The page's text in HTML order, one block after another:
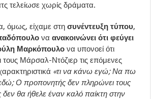
τελείωσε χωρίς δράματα.
όμως, είχαμε στησυνέντευξη τύπου,
ναανακοινώνει ότι φεύγει
Μαρκόπουλο να υπονοεί ότι
τους Μάρσαλ-Ντόζιερ τις επόμενες
«τι να κάνω εγώ; Να πω
Ο προπονητής δεν πληρώνει τους
δεν θα ήθελε έναν καλό παίκτη στην